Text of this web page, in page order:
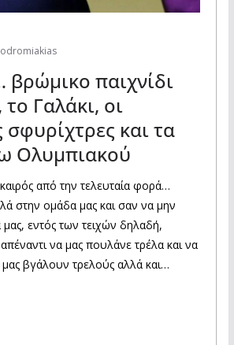
παιχνίδι
Γαλάκι, οι
σφυρίχτρες και τα
Ολυμπιακού
από την τελευταία φορά…
στην ομάδα μας και σαν να μην
εντός των τειχών δηλαδή,
να μας πουλάνε τρέλα και να
βγάλουν τρελούς αλλά και…